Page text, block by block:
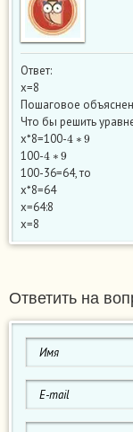
Ответ:
x=8
Пошаговое
Что бы решить
x*8=100- 4 9
100- 4 9
100-36=64, то
x*8=64
x=64:8
x=8
Ответить на